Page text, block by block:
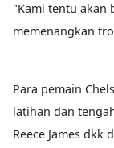
"Kami tentu akan
memenangkan
Para pemain
latihan dan
Reece James dkk